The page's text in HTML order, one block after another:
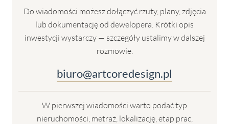
Do wiadomości możesz dołączyć rzuty, plany, zdjęcia
lub dokumentację od dewelopera. Krótki opis
inwestycji wystarczy — szczegóły ustalimy w dalszej
rozmowie.
biuro@artcoredesign.pl
W pierwszej wiadomości warto podać typ
nieruchomości, metraż, lokalizację, etap prac,